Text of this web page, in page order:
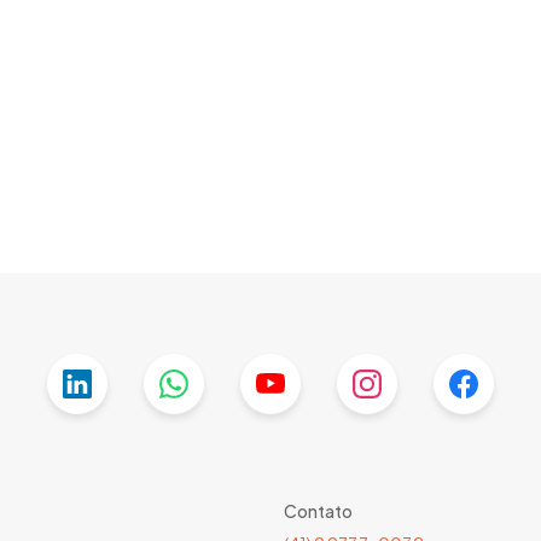
Contato